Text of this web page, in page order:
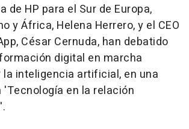
de HP para el Sur de Europa,
y África, Helena Herrero, y el CEO
César Cernuda, han debatido
digital en marcha
inteligencia artificial, en una
en la relación